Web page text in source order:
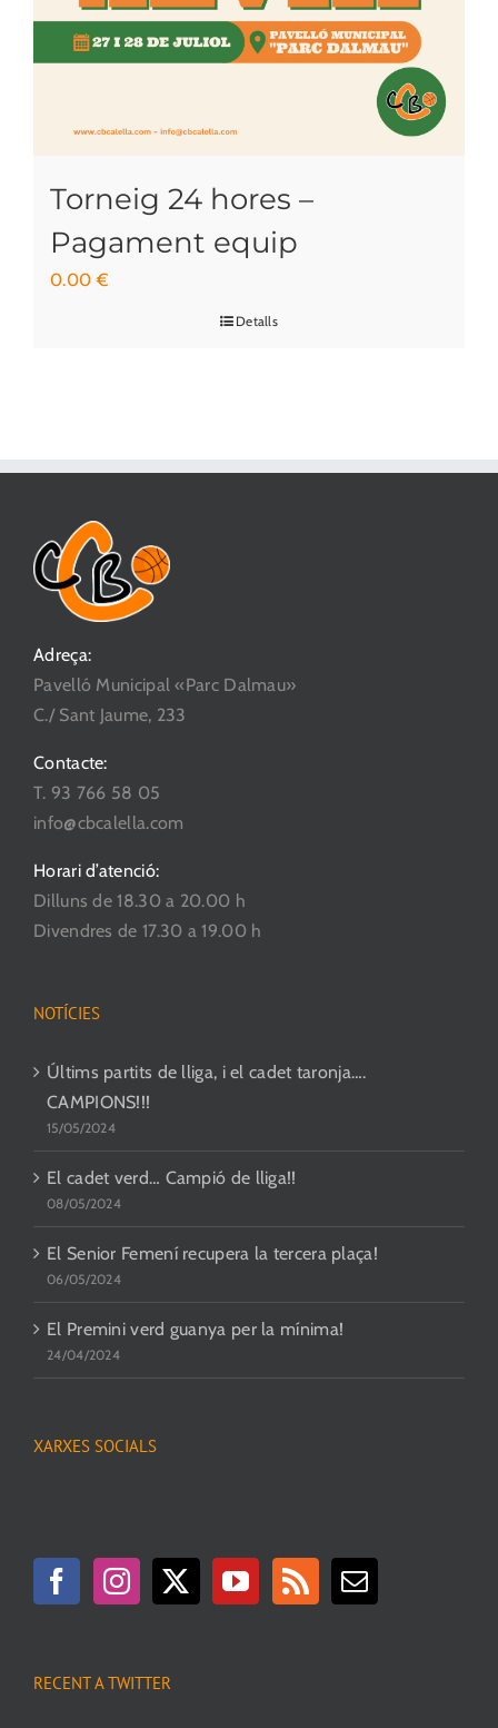
Torneig 24 hores –
Pagament equip
0.00€
Detalls
Adreça:
Pavelló Municipal «Parc Dalmau»
C./ Sant Jaume, 233
Contacte:
T. 93 766 58 05
info@cbcalella.com
Horari d’atenció:
Dilluns de 18.30 a 20.00 h
Divendres de 17.30 a 19.00 h
NOTÍCIES
Últims partits de lliga, i el cadet taronja….
CAMPIONS!!!
15/05/2024
El cadet verd… Campió de lliga!!
08/05/2024
El Senior Femení recupera la tercera plaça!
06/05/2024
El Premini verd guanya per la mínima!
24/04/2024
XARXES SOCIALS
RECENT A TWITTER